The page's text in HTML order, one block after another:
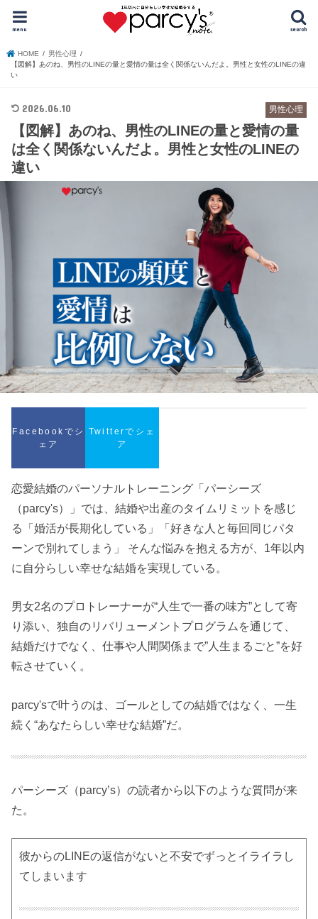
search
menu
HOME
男性心理
【図解】あのね、男性のLINEの量と愛情の量は全く関係ないんだよ。男性と女性のLINEの違
い
男性心理
2026.06.10
【図解】あのね、男性のLINEの量と愛情の量
は全く関係ないんだよ。男性と女性のLINEの
違い
Facebookでシ
ェア
Twitterでシェ
ア
恋愛結婚のパーソナルトレーニング「パーシーズ
（parcy's）」では、結婚や出産のタイムリミットを感じ
る「婚活が長期化している」「好きな人と毎回同じパタ
ーンで別れてしまう」 そんな悩みを抱える方が、1年以内
に自分らしい幸せな結婚を実現している。
男女2名のプロトレーナーが“人生で一番の味方”として寄
り添い、独自のリバリューメントプログラムを通じて、
結婚だけでなく、仕事や人間関係まで”人生まるごと”を好
転させていく。
parcy'sで叶うのは、ゴールとしての結婚ではなく、一生
続く“あなたらしい幸せな結婚”だ。
パーシーズ（parcy’s）の読者から以下のような質問が来
た。
彼からのLINEの返信がないと不安でずっとイライラし
てしまいます